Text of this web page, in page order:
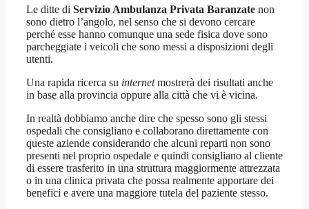
Le ditte di Servizio Ambulanza Privata Baranzate non
sono dietro l’angolo, nel senso che si devono cercare
perché esse hanno comunque una sede fisica dove sono
parcheggiate i veicoli che sono messi a disposizioni degli
utenti.
Una rapida ricerca su internetmostrerà dei risultati anche
in base alla provincia oppure alla città che vi è vicina.
In realtà dobbiamo anche dire che spesso sono gli stessi
ospedali che consigliano e collaborano direttamente con
queste aziende considerando che alcuni reparti non sono
presenti nel proprio ospedale e quindi consigliano al cliente
di essere trasferito in una struttura maggiormente attrezzata
o in una clinica privata che possa realmente apportare dei
benefici e avere una maggiore tutela del paziente stesso.